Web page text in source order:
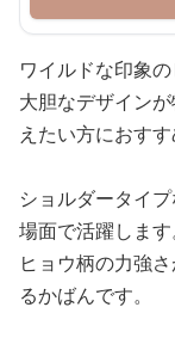
ワイルドな印象
大胆なデザイン
えたい方におすす
ショルダータイ
場面で活躍します
ヒョウ柄の力強
るかばんです。